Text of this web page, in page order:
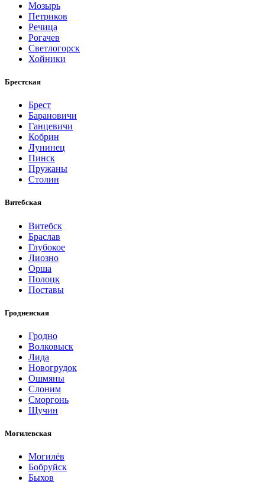
Мозырь
Петриков
Речица
Рогачев
Светлогорск
Хойники
Брестская
Брест
Барановичи
Ганцевичи
Кобрин
Лунинец
Пинск
Пружаны
Столин
Витебская
Витебск
Браслав
Глубокое
Лиозно
Орша
Полоцк
Поставы
Гродненская
Гродно
Волковыск
Лида
Новогрудок
Ошмяны
Слоним
Сморгонь
Щучин
Могилевская
Могилёв
Бобруйск
Быхов